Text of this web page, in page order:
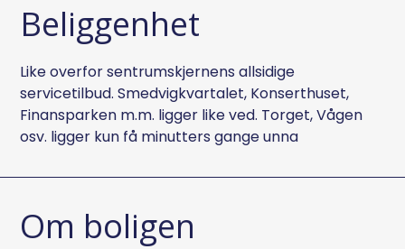
Beliggenhet
Like overfor sentrumskjernens allsidige
servicetilbud. Smedvigkvartalet, Konserthuset,
Finansparken m.m. ligger like ved. Torget, Vågen
osv. ligger kun få minutters gange unna
Om boligen